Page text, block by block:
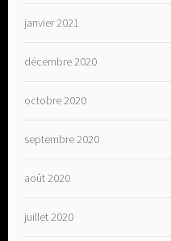
janvier 2021
décembre 2020
octobre 2020
septembre 2020
août 2020
juillet 2020